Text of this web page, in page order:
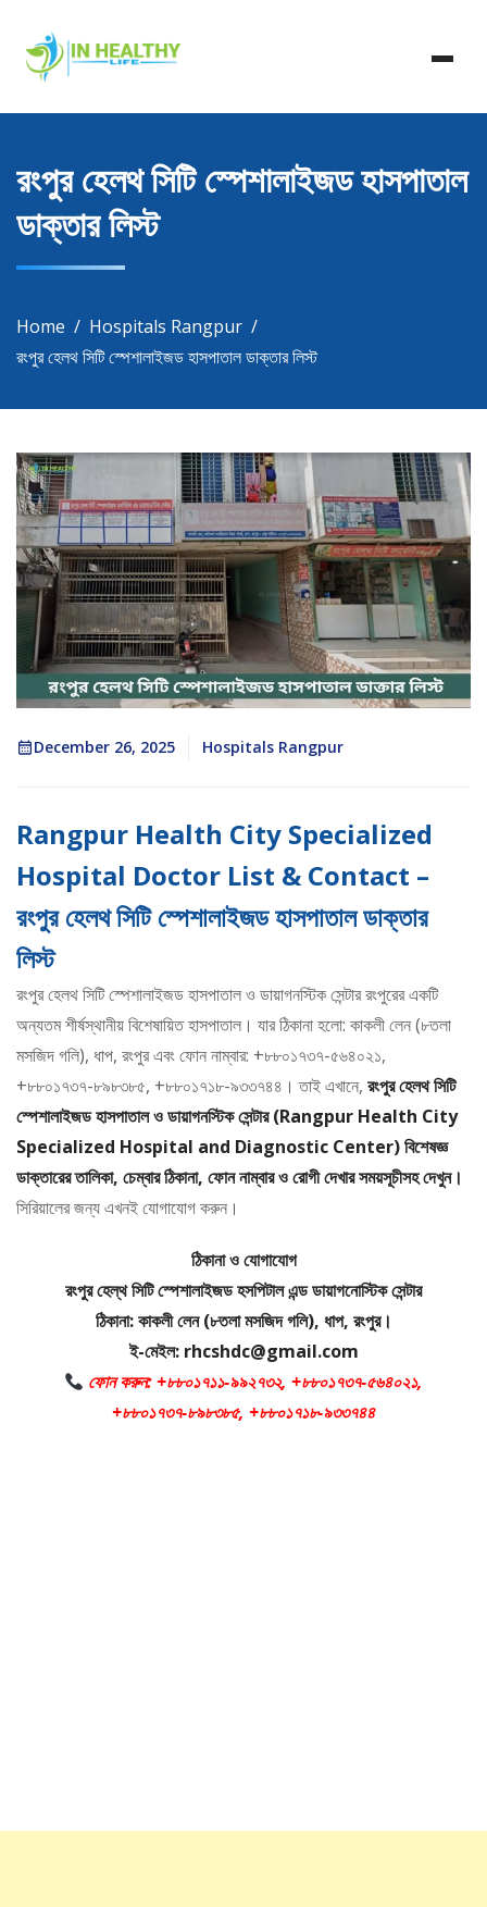
content
In Healthy Life
In Healthy Life, Healthy Life, Health Life, Doctor List,
Doctor Listing
রংপুর হেলথ সিটি স্পেশালাইজড হাসপাতাল
ডাক্তার লিস্ট
Home
Hospitals Rangpur
রংপুর হেলথ সিটি স্পেশালাইজড হাসপাতাল ডাক্তার লিস্ট
December 26, 2025 Hospitals Rangpur
Rangpur Health City Specialized
Hospital Doctor List & Contact –
রংপুর হেলথ সিটি স্পেশালাইজড হাসপাতাল ডাক্তার
লিস্ট
রংপুর হেলথ সিটি স্পেশালাইজড হাসপাতাল ও ডায়াগনস্টিক সেন্টার রংপুরের একটি
অন্যতম শীর্ষস্থানীয় বিশেষায়িত হাসপাতাল। যার ঠিকানা হলো: কাকলী লেন (৮তলা
মসজিদ গলি), ধাপ, রংপুর এবং ফোন নাম্বার: +৮৮০১৭৩৭-৫৬৪০২১,
+৮৮০১৭৩৭-৮৯৮৩৮৫, +৮৮০১৭১৮-৯৩৩৭৪৪। তাই এখানে, রংপুর হেলথ সিটি
স্পেশালাইজড হাসপাতাল ও ডায়াগনস্টিক সেন্টার (Rangpur Health City
Specialized Hospital and Diagnostic Center) বিশেষজ্ঞ
ডাক্তারের তালিকা, চেম্বার ঠিকানা, ফোন নাম্বার ও রোগী দেখার সময়সূচীসহ দেখুন।
সিরিয়ালের জন্য এখনই যোগাযোগ করুন।
ঠিকানা ও যোগাযোগ
রংপুর হেল্থ সিটি স্পেশালাইজড হসপিটাল এন্ড ডায়াগনোস্টিক সেন্টার
ঠিকানা: কাকলী লেন (৮তলা মসজিদ গলি), ধাপ, রংপুর।
ই-মেইল: rhcshdc@gmail.com
ফোন করুন: +৮৮০১৭১১-৯৯২৭৩২, +৮৮০১৭৩৭-৫৬৪০২১,
+৮৮০১৭৩৭-৮৯৮৩৮৫, +৮৮০১৭১৮-৯৩৩৭৪৪